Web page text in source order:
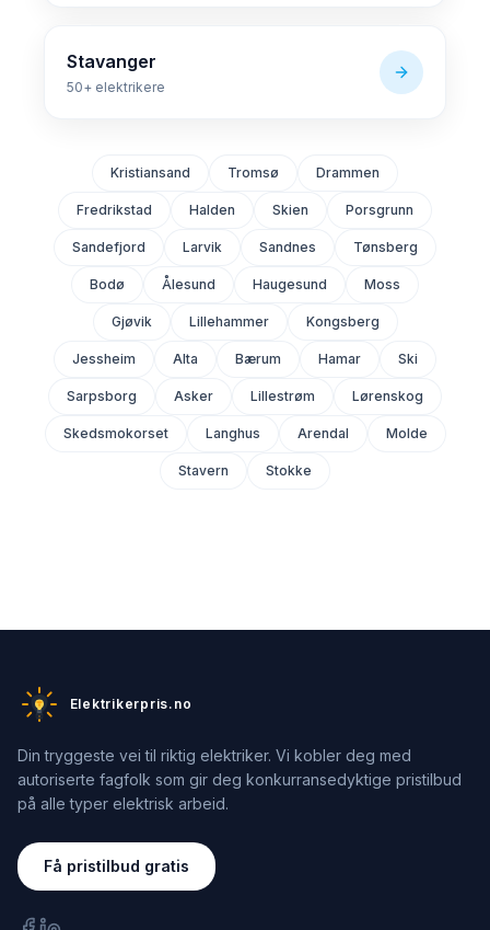
Stavanger
50+ elektrikere
Kristiansand Tromsø Drammen
Fredrikstad Halden Skien Porsgrunn
Sandefjord Larvik Sandnes Tønsberg
Bodø Ålesund Haugesund Moss
Gjøvik Lillehammer Kongsberg
Jessheim Alta Bærum Hamar Ski
Sarpsborg Asker Lillestrøm Lørenskog
Skedsmokorset Langhus Arendal Molde
Stavern Stokke
Elektrikerpris.no
Din tryggeste vei til riktig elektriker. Vi kobler deg med
autoriserte fagfolk som gir deg konkurransedyktige pristilbud
på alle typer elektrisk arbeid.
Få pristilbud gratis